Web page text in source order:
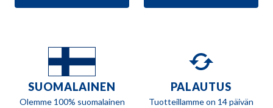
SUOMALAINEN
Olemme 100% suomalainen
PALAUTUS
Tuotteillamme on 14 päivän